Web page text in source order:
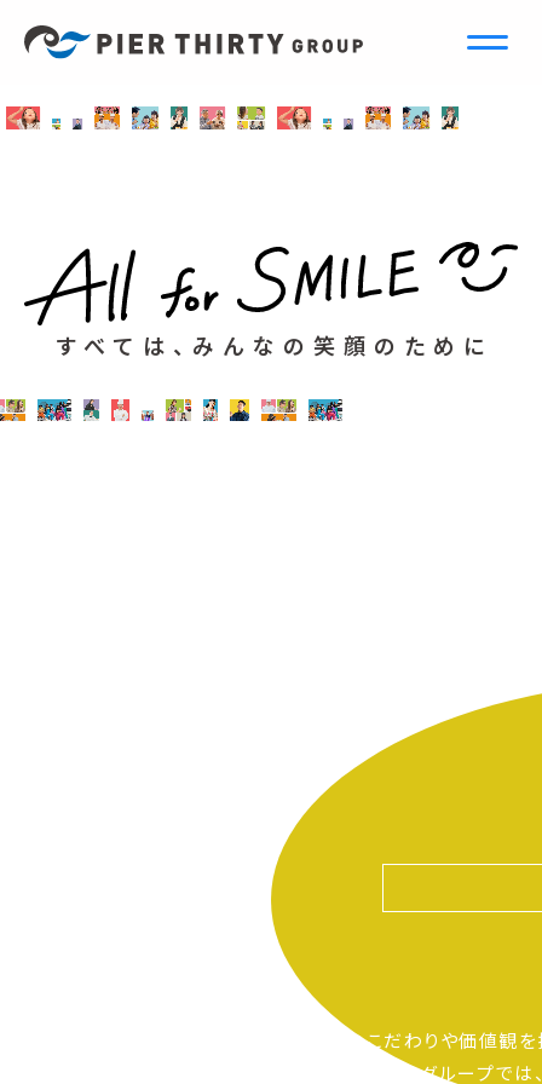
すべては、みんなの笑顔のために
自分たちのこだわりや価値観
ピアーサーティーグループでは